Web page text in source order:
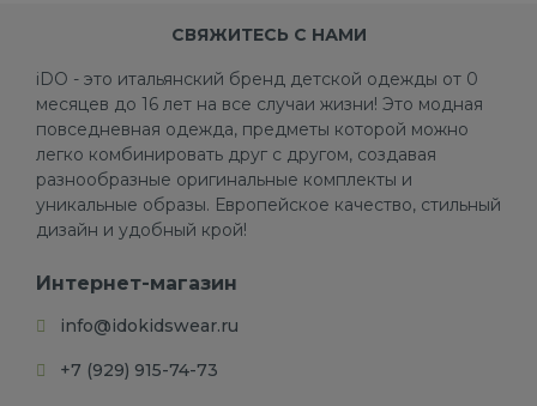
СВЯЖИТЕСЬ С НАМИ
iDO - это итальянский бренд детской одежды от 0
месяцев до 16 лет на все случаи жизни! Это модная
повседневная одежда, предметы которой можно
легко комбинировать друг с другом, создавая
разнообразные оригинальные комплекты и
уникальные образы. Европейское качество, стильный
дизайн и удобный крой!
Интернет-магазин
info@idokidswear.ru
+7 (929) 915-74-73